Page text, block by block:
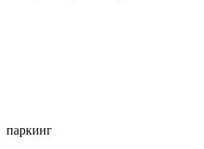
паркинг